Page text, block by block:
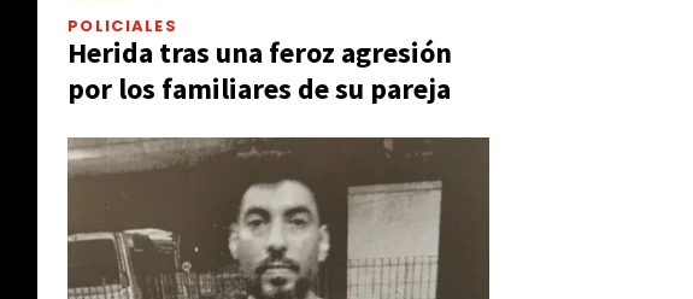
POLICIALES
Herida tras una feroz agresión
por los familiares de su pareja